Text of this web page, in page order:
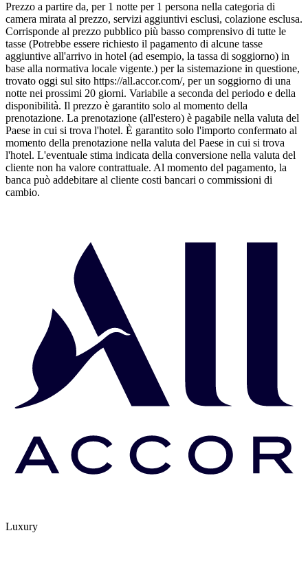
Prezzo a partire da, per 1 notte per 1 persona nella categoria di
camera mirata al prezzo, servizi aggiuntivi esclusi, colazione esclusa.
Corrisponde al prezzo pubblico più basso comprensivo di tutte le
tasse (Potrebbe essere richiesto il pagamento di alcune tasse
aggiuntive all'arrivo in hotel (ad esempio, la tassa di soggiorno) in
base alla normativa locale vigente.) per la sistemazione in questione,
trovato oggi sul sito https://all.accor.com/, per un soggiorno di una
notte nei prossimi 20 giorni. Variabile a seconda del periodo e della
disponibilità. Il prezzo è garantito solo al momento della
prenotazione. La prenotazione (all'estero) è pagabile nella valuta del
Paese in cui si trova l'hotel. È garantito solo l'importo confermato al
momento della prenotazione nella valuta del Paese in cui si trova
l'hotel. L'eventuale stima indicata della conversione nella valuta del
cliente non ha valore contrattuale. Al momento del pagamento, la
banca può addebitare al cliente costi bancari o commissioni di
cambio.
Luxury